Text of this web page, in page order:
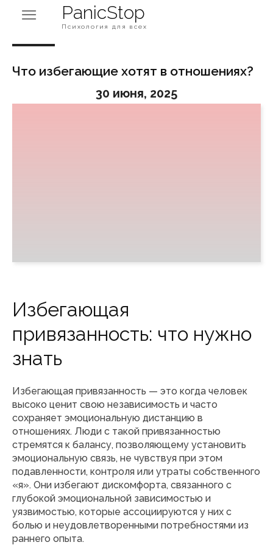
PanicStop
Психология для всех
Что избегающие хотят в отношениях?
30 июня, 2025
Избегающая
привязанность: что нужно
знать
Избегающая привязанность — это когда человек
высоко ценит свою независимость и часто
сохраняет эмоциональную дистанцию в
отношениях. Люди с такой привязанностью
стремятся к балансу, позволяющему установить
эмоциональную связь, не чувствуя при этом
подавленности, контроля или утраты собственного
«я». Они избегают дискомфорта, связанного с
глубокой эмоциональной зависимостью и
уязвимостью, которые ассоциируются у них с
болью и неудовлетворенными потребностями из
раннего опыта.